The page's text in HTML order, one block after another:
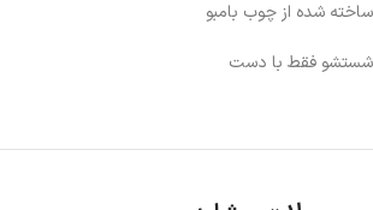
ساخته شده از چوب بامبو
شستشو فقط با دست